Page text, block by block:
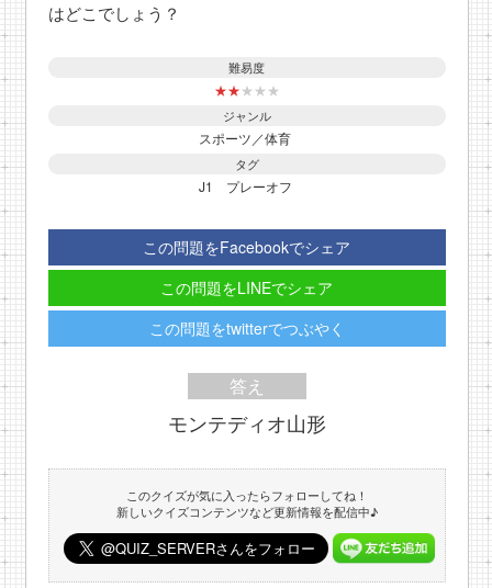
はどこでしょう？
難易度
★★★ ★ ★
ジャンル
スポーツ／体育
タグ
J1 プレーオフ
この問題をFacebookでシェア
この問題をLINEでシェア
この問題をtwitterでつぶやく
答え
モンテディオ山形
このクイズが気に入ったらフォローしてね！
新しいクイズコンテンツなど更新情報を配信中♪